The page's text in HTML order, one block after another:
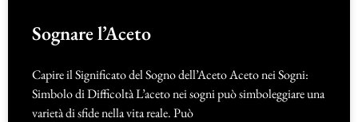
Sognare l’Aceto
Capire il Significato del Sogno dell’Aceto Aceto nei Sogni:
Simbolo di Difficoltà L’aceto nei sogni può simboleggiare una
varietà di sfide nella vita reale. Può